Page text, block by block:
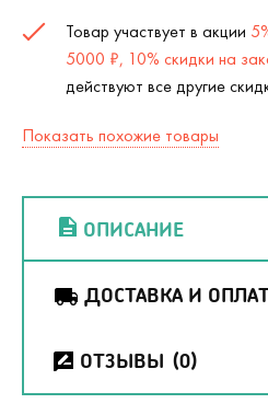
Товар участвует в акции
5000 ₽, 10% скидки на
действуют все другие
Показать похожие товары
ОПИСАНИЕ
ДОСТАВКА И
ОТЗЫВЫ (0)